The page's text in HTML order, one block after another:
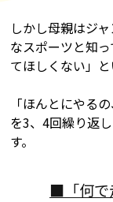
しかし母親はジ
なスポーツと知
てほしくない」
「ほんとにやる
を3、4回繰り返
す。
■「何で